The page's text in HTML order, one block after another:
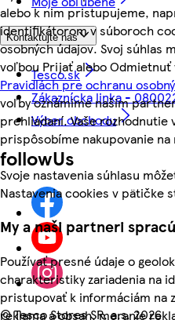
alebo k nim pristupujeme,
identifikátorom v súboroch
osobných údajov. Svoj súhlas
voľbou Prijať alebo
Pravidlách pre ochranu
voľby oznámime našim
prehliadaní. Vaše rozhodnutie
prispôsobíme nakupovanie na
Svoje nastavenia súhlasu
Nastavenia cookies v pätičke
My a naši partneri
Používať presné údaje o
charakteristiky zariadenia na
pristupovať k informáciám na
reklama a obsah, meranie
Kontaktujte nás
Tesco.sk
Zákaznícka linka -
Výber obchodu
followUs
©Tesco Stores SR, a.s. 2026